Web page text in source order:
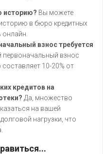
историю? Вы можете
в бюро кредитных
взнос требуется
взнос
10-20% от
кредитов на
Да, множество
на вашей
нагрузки, что